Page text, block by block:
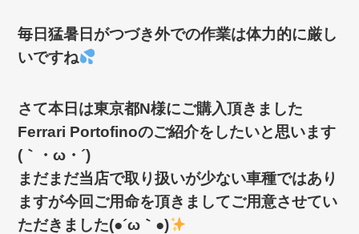
毎日猛暑日がつづき外での作業は体力的に厳し
いですね
さて本日は東京都N様にご購入頂きました
Ferrari Portofinoのご紹介をしたいと思います
(｀・ω・´)ゞ
まだまだ当店で取り扱いが少ない車種ではあり
ますが今回ご用命を頂きましてご用意させてい
ただきました(●´ω｀●)